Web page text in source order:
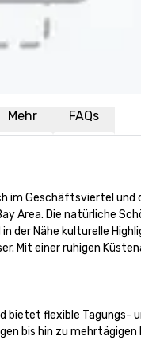
Mehr FAQs
im Geschäftsviertel
Area. Die natürliche
der Nähe kulturelle
Mit einer ruhigen
bietet flexible
bis hin zu